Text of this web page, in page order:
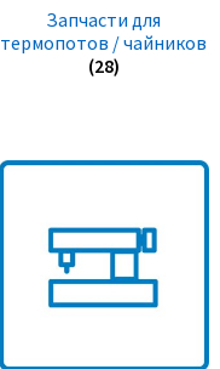
Запчасти для
термопотов / чайников
(28)